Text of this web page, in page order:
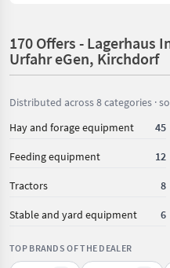
170 Offers - Lagerhaus
Urfahr eGen, Kirchdorf
Distributed across 8 categories ·
Hay and forage equipment
45
Feeding equipment 12
Tractors 8
Stable and yard equipment 6
TOP BRANDS OF THE DEALER